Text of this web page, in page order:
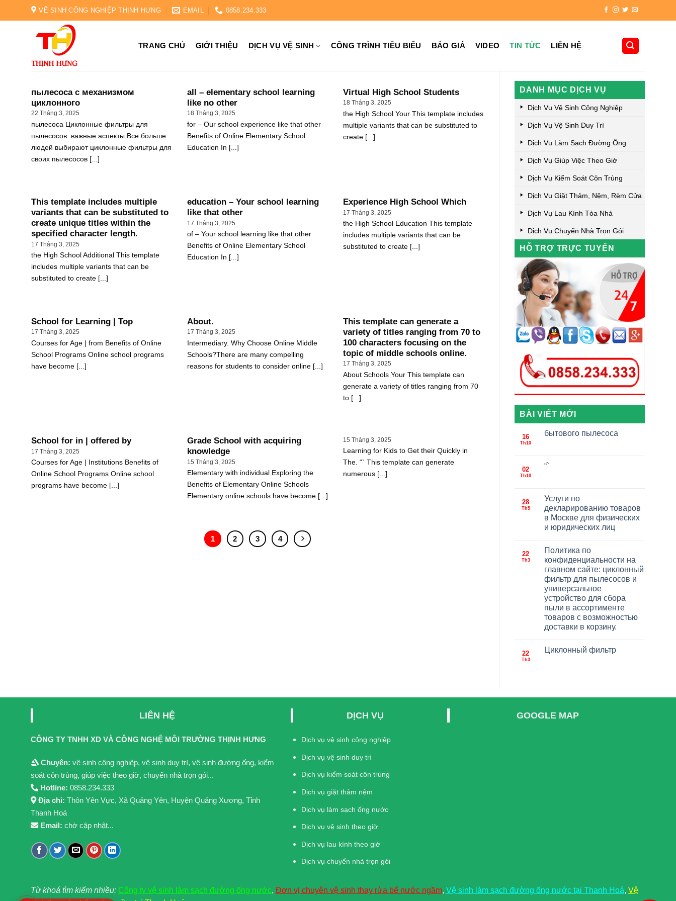
VỆ SINH CÔNG NGHIỆP THỊNH HƯNG EMAIL 0858.234.333
TRANG CHỦ GIỚI THIỆU DỊCH VỤ VỆ SINH CÔNG TRÌNH TIÊU BIỂU BÁO GIÁ VIDEO TIN TỨC LIÊN HỆ
пылесоса с механизмом
циклонного
22 Tháng 3, 2025
пылесоса Циклонные фильтры для
пылесосов: важные аспекты.Все больше
людей выбирают циклонные фильтры для
своих пылесосов [...]
all – elementary school learning
like no other
18 Tháng 3, 2025
for – Our school experience like that other
Benefits of Online Elementary School
Education In [...]
Virtual High School Students
18 Tháng 3, 2025
the High School Your This template includes
multiple variants that can be substituted to
create [...]
This template includes multiple
variants that can be substituted to
create unique titles within the
specified character length.
17 Tháng 3, 2025
the High School Additional This template
includes multiple variants that can be
substituted to create [...]
education – Your school learning
like that other
17 Tháng 3, 2025
of – Your school learning like that other
Benefits of Online Elementary School
Education In [...]
Experience High School Which
17 Tháng 3, 2025
the High School Education This template
includes multiple variants that can be
substituted to create [...]
School for Learning | Top
17 Tháng 3, 2025
Courses for Age | from Benefits of Online
School Programs Online school programs
have become [...]
About.
17 Tháng 3, 2025
Intermediary. Why Choose Online Middle
Schools?There are many compelling
reasons for students to consider online [...]
This template can generate a
variety of titles ranging from 70 to
100 characters focusing on the
topic of middle schools online.
17 Tháng 3, 2025
About Schools Your This template can
generate a variety of titles ranging from 70
to [...]
School for in | offered by
17 Tháng 3, 2025
Courses for Age | Institutions Benefits of
Online School Programs Online school
programs have become [...]
Grade School with acquiring
knowledge
15 Tháng 3, 2025
Elementary with individual Exploring the
Benefits of Elementary Online Schools
Elementary online schools have become [...]
15 Tháng 3, 2025
Learning for Kids to Get their Quickly in
The. “` This template can generate
numerous [...]
1 2 3 4
DANH MỤC DỊCH VỤ
Dịch Vụ Vệ Sinh Công Nghiệp
Dịch Vụ Vệ Sinh Duy Trì
Dịch Vụ Làm Sạch Đường Ống
Dịch Vụ Giúp Việc Theo Giờ
Dịch Vụ Kiểm Soát Côn Trùng
Dịch Vụ Giặt Thảm, Nệm, Rèm Cửa
Dịch Vụ Lau Kính Tòa Nhà
Dịch Vụ Chuyển Nhà Trọn Gói
HỖ TRỢ TRỰC TUYẾN
BÀI VIẾT MỚI
16
Th10
бытового пылесоса
02
Th10
“`
28
Th5
Услуги по
декларированию товаров
в Москве для физических
и юридических лиц
22
Th3
Политика по
конфиденциальности на
главном сайте: циклонный
фильтр для пылесосов и
универсальное
устройство для сбора
пыли в ассортименте
товаров с возможностью
доставки в корзину.
22
Th3
Циклонный фильтр
LIÊN HỆ
CÔNG TY TNHH XD VÀ CÔNG NGHỆ MÔI TRƯỜNG THỊNH HƯNG
Chuyên: vệ sinh công nghiệp, vệ sinh duy trì, vệ sinh đường ống, kiểm
soát côn trùng, giúp việc theo giờ, chuyển nhà trọn gói...
Hotline: 0858.234.333
Địa chỉ: Thôn Yên Vực, Xã Quảng Yên, Huyện Quảng Xương, Tỉnh
Thanh Hoá
Email: chờ cập nhật...
DỊCH VỤ
Dịch vụ vệ sinh công nghiệp
Dịch vụ vệ sinh duy trì
Dịch vụ kiểm soát côn trùng
Dịch vụ giặt thảm nệm
Dịch vụ làm sạch ống nước
Dịch vụ vệ sinh theo giờ
Dịch vụ lau kính theo giờ
Dịch vụ chuyển nhà trọn gói
GOOGLE MAP
Từ khoá tìm kiểm nhiều: Công ty vệ sinh làm sạch đường ống nước, Đơn vị chuyên vệ sinh thay rửa bể nước ngầm, Vệ sinh làm sạch đường ống nước tại Thanh Hoá, Vệ